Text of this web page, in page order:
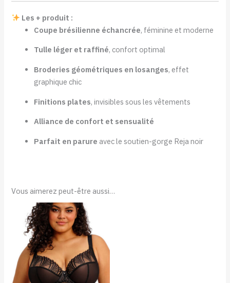
Les + produit :
Coupe brésilienne échancrée, féminine et moderne
Tulle léger et raffiné, confort optimal
Broderies géométriques en losanges, effet
graphique chic
Finitions plates, invisibles sous les vêtements
Alliance de confort et sensualité
Parfait en parure avec le soutien-gorge Reja noir
Vous aimerez peut-être aussi…